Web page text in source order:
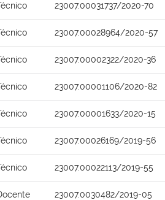
23007.00031737/2020-70
23007.00028964/2020-57
23007.00002322/2020-36
23007.00001106/2020-82
23007.00001633/2020-15
23007.00026169/2019-56
23007.00022113/2019-55
23007.0030482/2019-05